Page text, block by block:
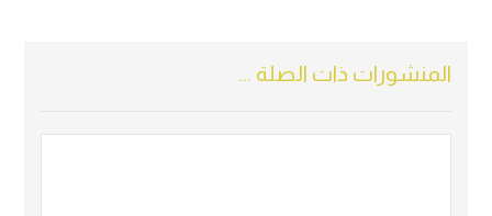
المنشورات ذات الصلة ...